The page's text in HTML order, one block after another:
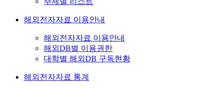
해외전자자료 이용안내
해외전자자료 이용안내
해외DB별 이용권한
대학별 해외DB 구독현황
해외전자자료 통계